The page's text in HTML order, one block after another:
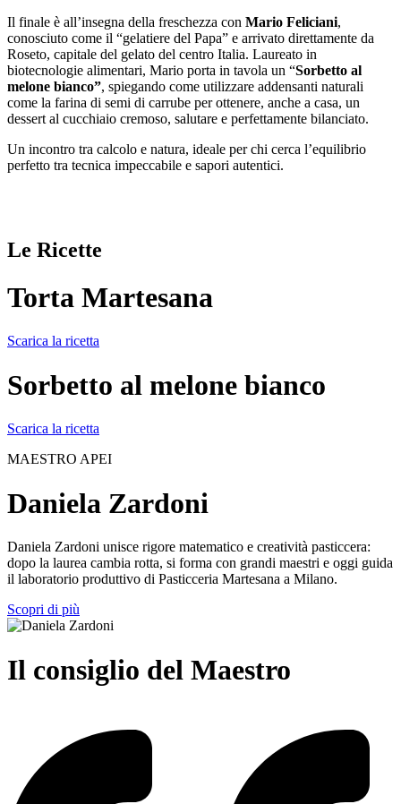
Il finale è all’insegna della freschezza con Mario Feliciani,
conosciuto come il “gelatiere del Papa” e arrivato direttamente da
Roseto, capitale del gelato del centro Italia. Laureato in
biotecnologie alimentari, Mario porta in tavola un “Sorbetto al
melone bianco”, spiegando come utilizzare addensanti naturali
come la farina di semi di carrube per ottenere, anche a casa, un
dessert al cucchiaio cremoso, salutare e perfettamente bilanciato.
Un incontro tra calcolo e natura, ideale per chi cerca l’equilibrio
perfetto tra tecnica impeccabile e sapori autentici.
Le Ricette
Torta Martesana
Scarica la ricetta
Sorbetto al melone bianco
Scarica la ricetta
MAESTRO APEI
Daniela Zardoni
Daniela Zardoni unisce rigore matematico e creatività pasticcera:
dopo la laurea cambia rotta, si forma con grandi maestri e oggi guida
il laboratorio produttivo di Pasticceria Martesana a Milano.
Scopri di più
Il consiglio del Maestro